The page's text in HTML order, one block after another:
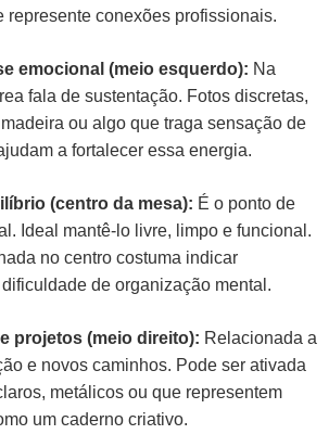
represente conexões profissionais.
emocional (meio esquerdo): Na
fala de sustentação. Fotos discretas,
ou algo que traga sensação de
a fortalecer essa energia.
(centro da mesa): É o ponto de
Ideal mantê-lo livre, limpo e funcional.
no centro costuma indicar
de organização mental.
projetos (meio direito): Relacionada a
e novos caminhos. Pode ser ativada
metálicos ou que representem
um caderno criativo.